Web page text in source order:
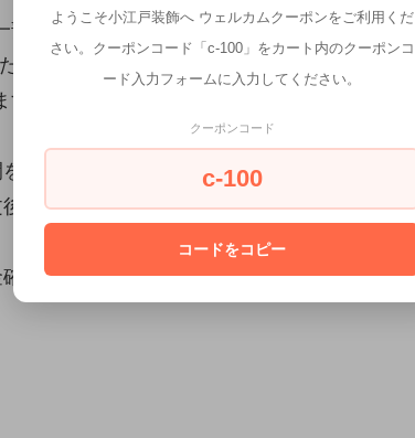
地域(北海道・九州・沖縄・離島)は除きま
します。
。お届けまで10日～14日程度お時間をい
いただきます。ご了承ください。
のキャンセル・交換はお受けできません。
認、または決済完了後の正式発注となりま
ようこそ小江戸装飾へ ウェルカムクーポンをご利用くだ
さい。クーポンコード「c-100」をカート内のクーポンコ
ード入力フォームに入力してください。
クーポンコード
c-100
コードをコピー